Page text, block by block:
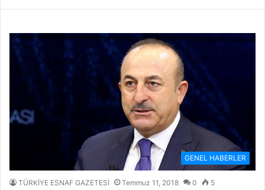
GENEL HABERLER
TÜRKİYE ESNAF GAZETESİ Temmuz 11, 2018 0 5